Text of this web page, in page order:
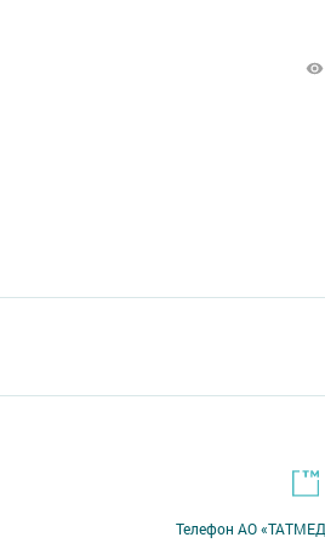
Телефон АО